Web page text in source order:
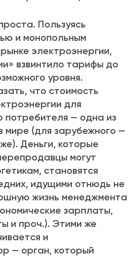
Пользуясь
и монопольным
электроэнергии,
взвинтило тарифы до
уровня.
что стоимость
для
потребителя — одна из
мире (для зарубежного —
Деньги, которые
могут
становятся
идущими отнюдь не
жизнь менеджмента
зарплаты,
и проч.). Этими же
и
— орган, который